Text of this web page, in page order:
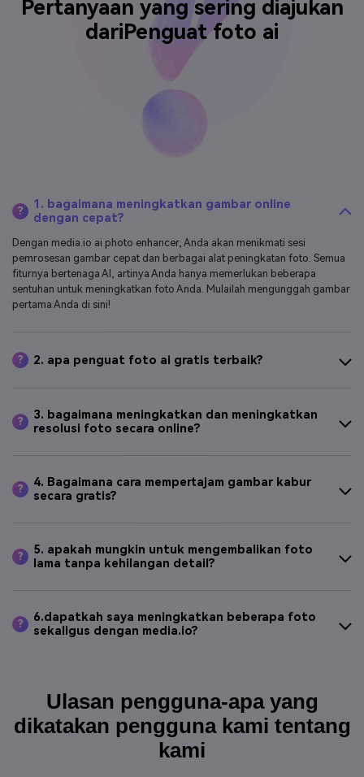
Pertanyaan yang sering diajukan
Penguat foto ai
1. bagaimana meningkatkan gambar online
dengan cepat?
Dengan media.io ai photo enhancer, Anda akan menikmati sesi
pemrosesan gambar cepat dan berbagai alat peningkatan foto. Semua
fiturnya bertenaga AI, artinya Anda hanya memerlukan beberapa
sentuhan untuk meningkatkan foto Anda. Mulailah mengunggah gambar
resolusi foto secara online?
4. Bagaimana cara mempertajam gambar kabur
secara gratis?
5. apakah mungkin untuk mengembalikan foto
lama tanpa kehilangan detail?
6.dapatkah saya meningkatkan beberapa foto
Ulasan pengguna-apa yang
dikatakan pengguna kami tentang